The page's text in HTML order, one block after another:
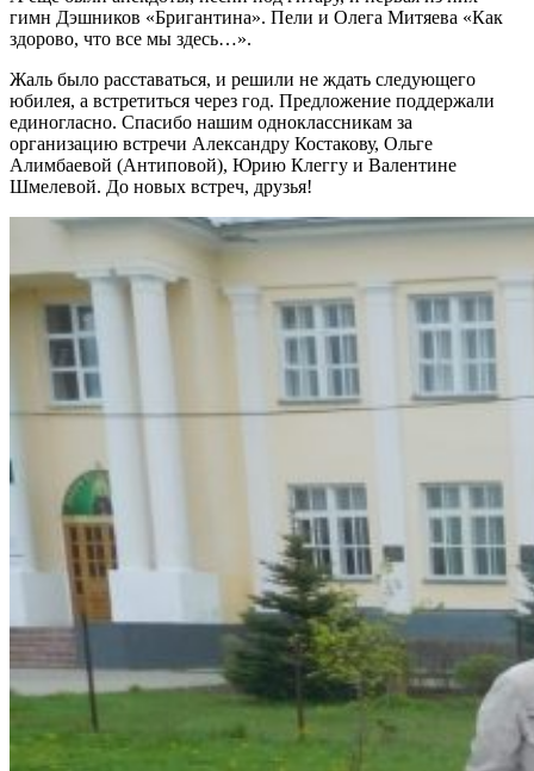
гимн Дэшников «Бригантина». Пели и Олега Митяева «Как
здорово, что все мы здесь…».
Жаль было расставаться, и решили не ждать следующего
юбилея, а встретиться через год. Предложение поддержали
единогласно. Спасибо нашим одноклассникам за
организацию встречи Александру Костакову, Ольге
Алимбаевой (Антиповой), Юрию Клеггу и Валентине
Шмелевой. До новых встреч, друзья!